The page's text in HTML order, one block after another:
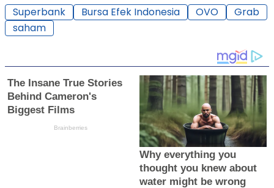
Superbank Bursa Efek Indonesia OVO
Grab
saham